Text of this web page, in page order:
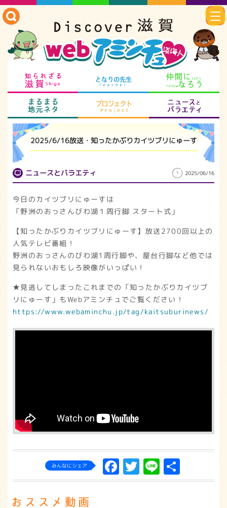
知られざる滋賀 となりの先生
まるまる地元ネタ プロジェクト
2025/6/16放送・知ったかぶりカイツブリにゅーす
ニュースとバラエティ 2025/06/16
今日のカイツブリにゅーすは
「野洲のおっさんびわ湖１周行脚 スタート式」
【知ったかぶりカイツブリにゅーす】放送2700回以上の
人気テレビ番組！
野洲のおっさんのびわ湖1周行脚や、屋台行脚など他では
見られないおもしろ映像がいっぱい！
★見逃してしまったこれまでの「知ったかぶりカイツブ
リにゅーす」もWebアミンチュでご覧ください！
https://www.webaminchu.jp/tag/kaitsuburinews/
みんなにシェア Facebook
Twitter
Line
有